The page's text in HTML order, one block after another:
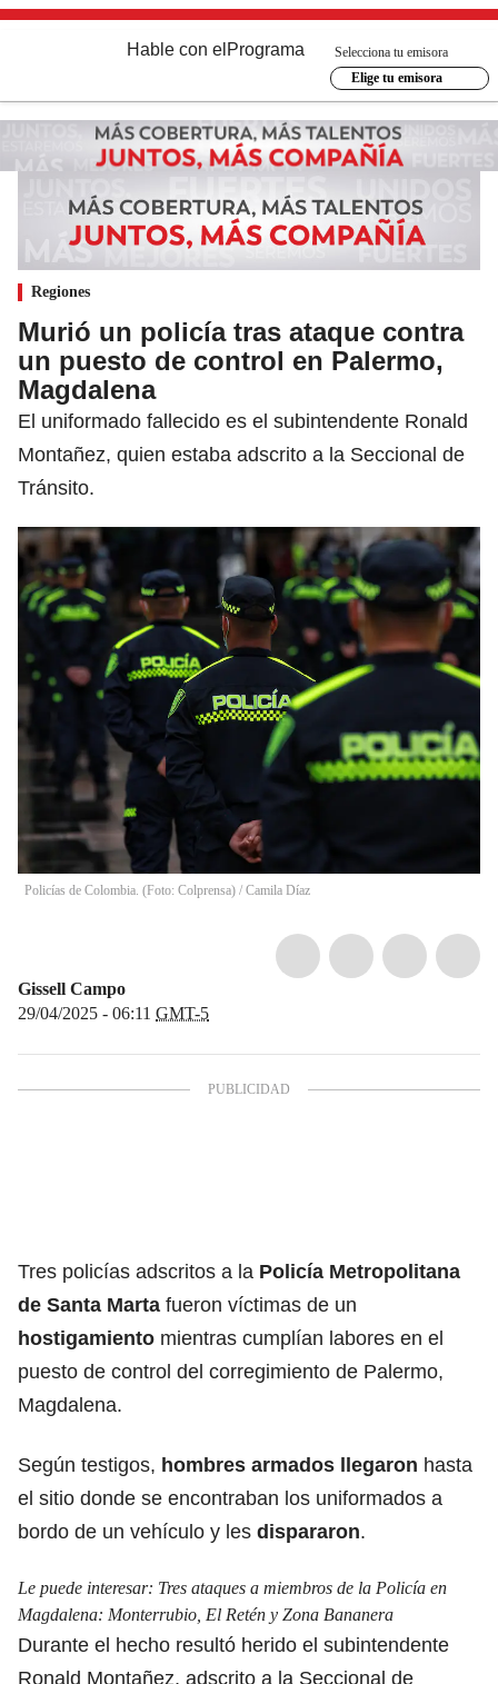
Hable con el Programa
Selecciona tu emisora
Elige tu emisora
Regiones
Murió un policía tras ataque contra
un puesto de control en Palermo,
Magdalena
El uniformado fallecido es el subintendente Ronald
Montañez, quien estaba adscrito a la Seccional de
Tránsito.
Policías de Colombia. (Foto: Colprensa) / Camila Díaz
Gissell Campo
29/04/2025 - 06:11 GMT-5
Tres policías adscritos a la Policía Metropolitana
de Santa Marta fueron víctimas de un
hostigamiento mientras cumplían labores en el
puesto de control del corregimiento de Palermo,
Magdalena.
Según testigos, hombres armados llegaron hasta
el sitio donde se encontraban los uniformados a
bordo de un vehículo y les dispararon.
Le puede interesar: Tres ataques a miembros de la Policía en
Magdalena: Monterrubio, El Retén y Zona Bananera
Durante el hecho resultó herido el subintendente
Ronald Montañez, adscrito a la Seccional de